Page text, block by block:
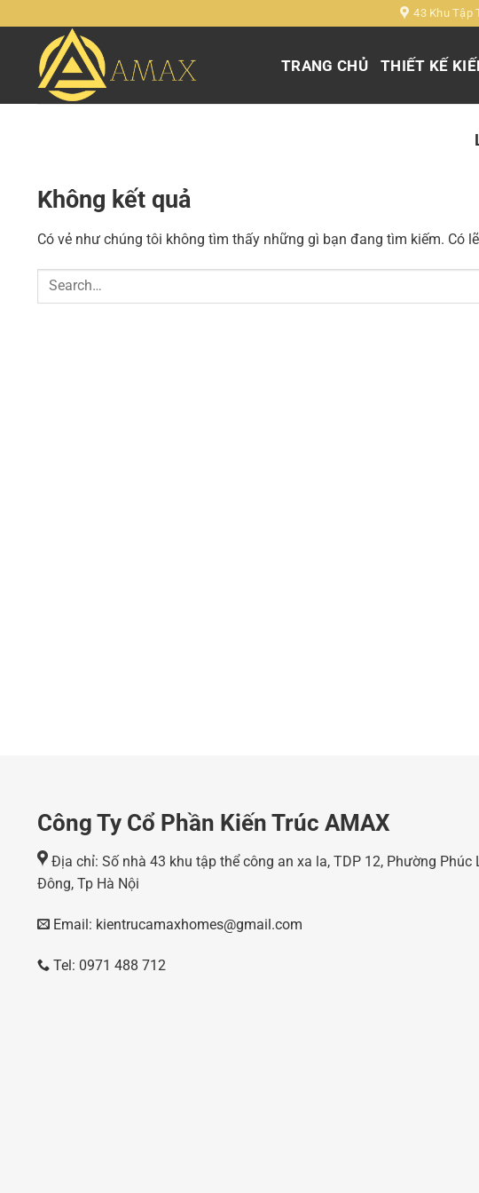
đến
43 Khu Tập
TRANG CHỦ THIẾT KẾ
Không kết quả
Có vẻ như chúng tôi không tìm thấy những gì bạn đang tìm kiếm. Có
Công Ty Cổ Phần Kiến Trúc AMAX
Địa chỉ: Số nhà 43 khu tập thể công an xa la, TDP 12, Phường Phúc
Đông, Tp Hà Nội
Email: kientrucamaxhomes@gmail.com
Tel: 0971 488 712